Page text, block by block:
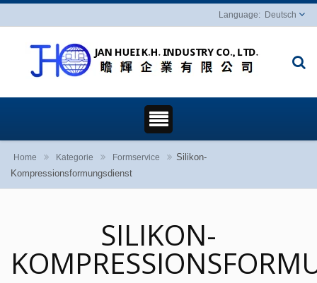
Deutsch
Home Kategorie Formservice
Silikon-
Kompressionsformungsdienst
SILIKON-